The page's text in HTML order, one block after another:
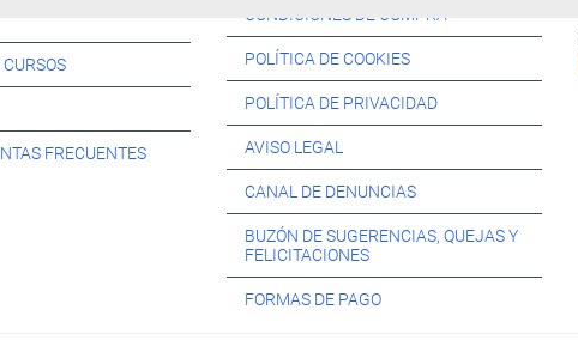
FRECUENTES
CONDICIONES DE COMPRA
POLÍTICA DE COOKIES
POLÍTICA DE PRIVACIDAD
AVISO LEGAL
CANAL DE DENUNCIAS
BUZÓN DE SUGERENCIAS, QUEJAS Y
FELICITACIONES
FORMAS DE PAGO